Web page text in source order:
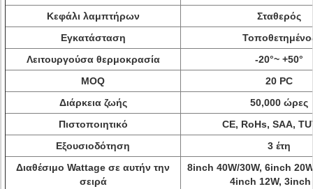
Κεφάλι λαμπτήρων
Σταθερός
Εγκατάσταση
Λειτουργούσα θερμοκρασία
-20°~ +50°
MOQ
20 PC
Διάρκεια ζωής
50,000 ώρες
Πιστοποιητικό
CE, RoHs, SAA,
Εξουσιοδότηση
3 έτη
Διαθέσιμο Wattage σε αυτήν την
σειρά
8inch 40W/30W, 6inch
4inch 12W, 3inch